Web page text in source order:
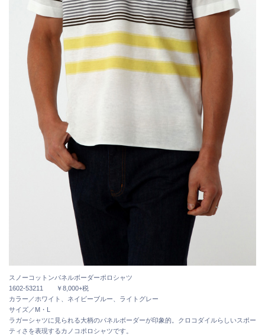
スノーコットンパネルボーダーポロシャツ
1602-53211 ￥8,000+税
カラー／ホワイト、ネイビーブルー、ライトグレー
サイズ／M・L
ラガーシャツに見られる大柄のパネルボーダーが印象的。クロコダイルらしいスポー
ティさを表現するカノコポロシャツです。